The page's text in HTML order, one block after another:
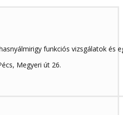
funkciós vizsgálatok és
Megyeri út 26.